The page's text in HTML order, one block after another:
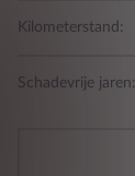
Kilometerstand:
Schadevrije jaren: